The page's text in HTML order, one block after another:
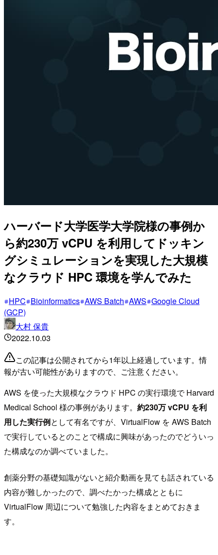
ハーバード大学医学大学院様の事例か
ら約230万 vCPU を利用してドッキン
グシミュレーションを実現した大規模
なクラウド HPC 環境を学んでみた
HPC Bioinformatics AWS Batch AWS Google Cloud
(GCP)
大村 保貴
2022.10.03
この記事は公開されてから1年以上経過しています。情
報が古い可能性がありますので、ご注意ください。
AWS を使った大規模なクラウド HPC の実行環境で Harvard
Medical School 様の事例があります。 約230万 vCPU を利
用した実行例として有名ですが、VirtualFlow を AWS Batch
で実行しているとのことで構成に興味があったのでどういっ
た構成なのか調べていました。
創薬分野の基礎知識がないと紹介動画を見ても話されている
内容が難しかったので、調べたかった構成とともに
VirtualFlow 周辺について勉強した内容をまとめておきま
す。